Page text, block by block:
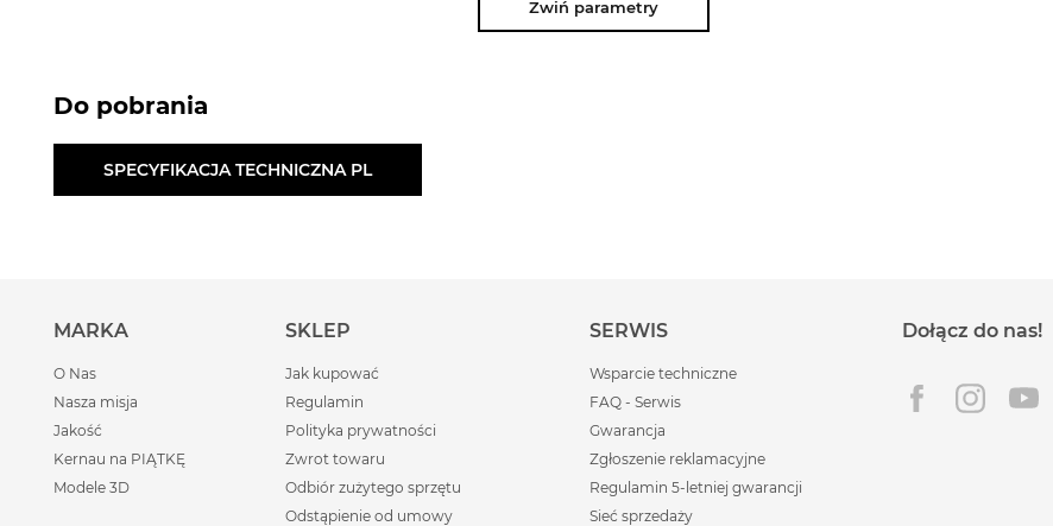
Zwiń parametry
Do pobrania
SPECYFIKACJA TECHNICZNA PL
MARKA
O Nas
Nasza misja
Jakość
Kernau na PIĄTKĘ
Modele 3D
SKLEP
Jak kupować
Regulamin
Polityka prywatności
Zwrot towaru
Odbiór zużytego sprzętu
Odstąpienie od umowy
SERWIS
Wsparcie techniczne
FAQ - Serwis
Gwarancja
Zgłoszenie reklamacyjne
Regulamin 5-letniej gwarancji
Sieć sprzedaży
Dołącz do nas!